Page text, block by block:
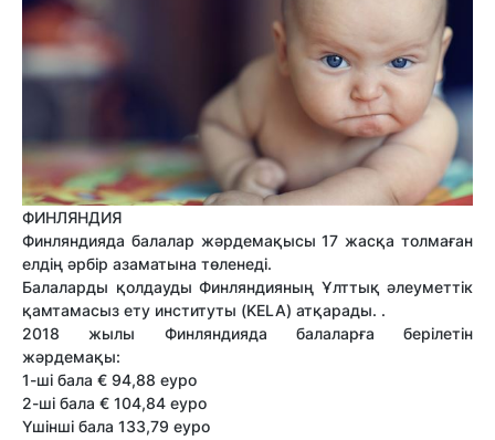
ФИНЛЯНДИЯ
Финляндияда балалар жәрдемақысы 17 жасқа толмаған
елдің әрбір азаматына төленеді.
Балаларды қолдауды Финляндияның Ұлттық әлеуметтік
қамтамасыз ету институты (KELA) атқарады. .
2018 жылы Финляндияда балаларға берілетін
жәрдемақы:
1-ші бала € 94,88 еуро
2-ші бала € 104,84 еуро
Үшінші бала 133,79 еуро